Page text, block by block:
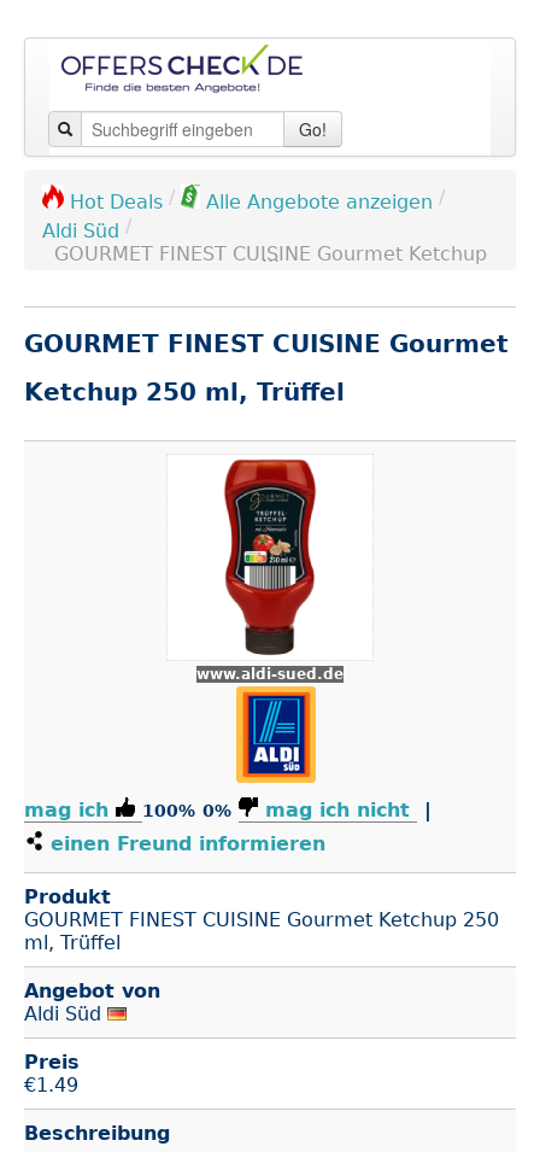
Go!
Hot Deals / Alle Angebote anzeigen /
Aldi Süd /
GOURMET FINEST CUISINE Gourmet Ketchup ...
GOURMET FINEST CUISINE Gourmet
Ketchup 250 ml, Trüffel
www.aldi-sued.de
mag ich 100% 0% mag ich nicht
|
einen Freund informieren
Produkt
GOURMET FINEST CUISINE Gourmet Ketchup 250
ml, Trüffel
Angebot von
Aldi Süd
Preis
€1.49
Beschreibung